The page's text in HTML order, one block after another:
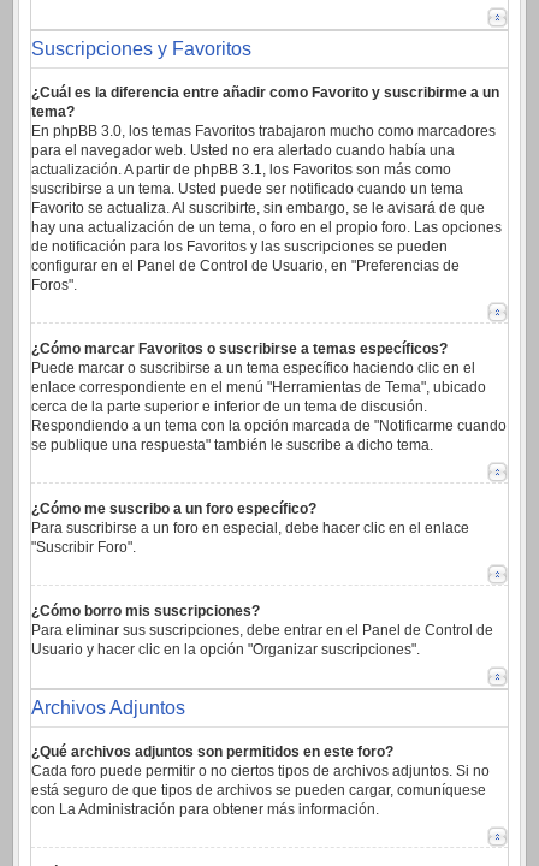
Suscripciones y Favoritos
¿Cuál es la diferencia entre añadir como Favorito y suscribirme a un
tema?
En phpBB 3.0, los temas Favoritos trabajaron mucho como marcadores
para el navegador web. Usted no era alertado cuando había una
actualización. A partir de phpBB 3.1, los Favoritos son más como
suscribirse a un tema. Usted puede ser notificado cuando un tema
Favorito se actualiza. Al suscribirte, sin embargo, se le avisará de que
hay una actualización de un tema, o foro en el propio foro. Las opciones
de notificación para los Favoritos y las suscripciones se pueden
configurar en el Panel de Control de Usuario, en "Preferencias de
Foros".
¿Cómo marcar Favoritos o suscribirse a temas específicos?
Puede marcar o suscribirse a un tema específico haciendo clic en el
enlace correspondiente en el menú "Herramientas de Tema", ubicado
cerca de la parte superior e inferior de un tema de discusión.
Respondiendo a un tema con la opción marcada de "Notificarme cuando
se publique una respuesta" también le suscribe a dicho tema.
¿Cómo me suscribo a un foro específico?
Para suscribirse a un foro en especial, debe hacer clic en el enlace
"Suscribir Foro".
¿Cómo borro mis suscripciones?
Para eliminar sus suscripciones, debe entrar en el Panel de Control de
Usuario y hacer clic en la opción "Organizar suscripciones".
Archivos Adjuntos
¿Qué archivos adjuntos son permitidos en este foro?
Cada foro puede permitir o no ciertos tipos de archivos adjuntos. Si no
está seguro de que tipos de archivos se pueden cargar, comuníquese
con La Administración para obtener más información.